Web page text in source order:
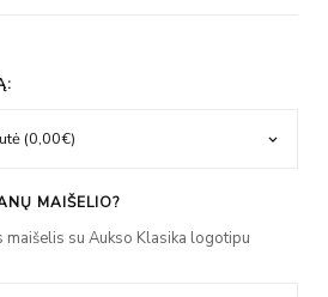
MAIŠELIO?
su Aukso Klasika logotipu